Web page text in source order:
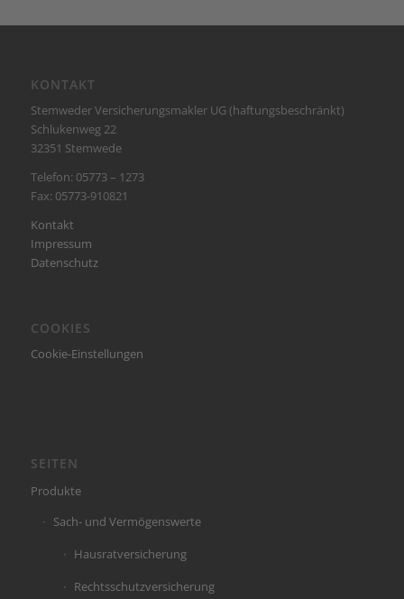
KONTAKT
Stemweder Versicherungsmakler UG (haftungsbeschränkt)
Schlukenweg 22
32351 Stemwede
Telefon: 05773 – 1273
Fax: 05773-910821
Kontakt
Impressum
Datenschutz
COOKIES
Cookie-Einstellungen
SEITEN
Produkte
Sach- und Vermögenswerte
Hausratversicherung
Rechtsschutzversicherung